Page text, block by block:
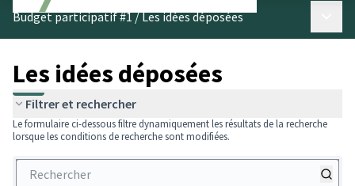
Budget participatif #1/Les idées déposées
Les idées déposées
Filtrer et rechercher
Le formulaire ci-dessous filtre dynamiquement les résultats de la recherche
lorsque les conditions de recherche sont modifiées.